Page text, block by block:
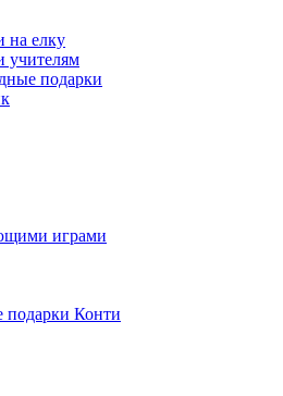
на елку
учителям
подарки
играми
подарки Конти